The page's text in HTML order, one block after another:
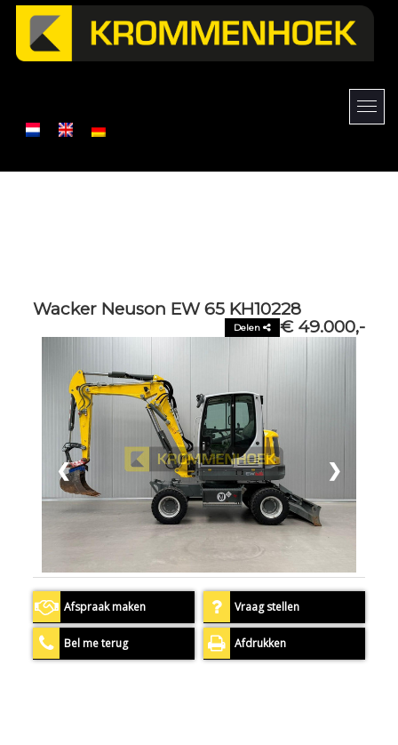
Wacker Neuson EW 65 KH10228
€ 49.000,-
Delen
❮ ❯
Afspraak maken Vraag stellen
Bel me terug Afdrukken